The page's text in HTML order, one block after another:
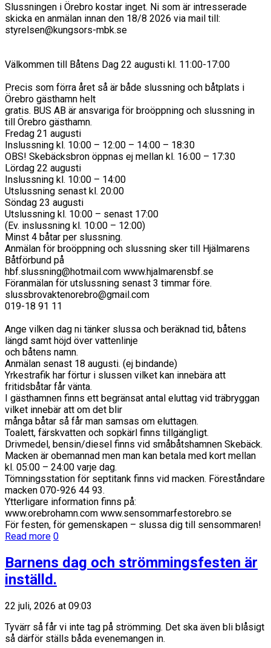
Slussningen i Örebro kostar inget. Ni som är intresserade
skicka en anmälan innan den 18/8 2026 via mail till:
styrelsen@kungsors-mbk.se
Välkommen till Båtens Dag 22 augusti kl. 11:00-17:00
Precis som förra året så är både slussning och båtplats i
Örebro gästhamn helt
gratis. BUS AB är ansvariga för broöppning och slussning in
till Örebro gästhamn.
Fredag 21 augusti
Inslussning kl. 10:00 – 12:00 – 14:00 – 18:30
OBS! Skebäcksbron öppnas ej mellan kl. 16:00 – 17:30
Lördag 22 augusti
Inslussning kl. 10:00 – 14:00
Utslussning senast kl. 20:00
Söndag 23 augusti
Utslussning kl. 10:00 – senast 17:00
(Ev. inslussning kl. 10:00 – 12:00)
Minst 4 båtar per slussning.
Anmälan för broöppning och slussning sker till Hjälmarens
Båtförbund på
hbf.slussning@hotmail.com www.hjalmarensbf.se
Föranmälan för utslussning senast 3 timmar före.
slussbrovaktenorebro@gmail.com
019-18 91 11
Ange vilken dag ni tänker slussa och beräknad tid, båtens
längd samt höjd över vattenlinje
och båtens namn.
Anmälan senast 18 augusti. (ej bindande)
Yrkestrafik har förtur i slussen vilket kan innebära att
fritidsbåtar får vänta.
I gästhamnen finns ett begränsat antal eluttag vid träbryggan
vilket innebär att om det blir
många båtar så får man samsas om eluttagen.
Toalett, färskvatten och sopkärl finns tillgängligt.
Drivmedel, bensin/diesel finns vid småbåtshamnen Skebäck.
Macken är obemannad men man kan betala med kort mellan
kl. 05:00 – 24:00 varje dag.
Tömningsstation för septitank finns vid macken. Föreståndare
macken 070-926 44 93.
Ytterligare information finns på:
www.orebrohamn.com www.sensommarfestorebro.se
För festen, för gemenskapen – slussa dig till sensommaren!
Read more 0
Barnens dag och strömmingsfesten är
inställd.
22 juli, 2026 at 09:03
Tyvärr så får vi inte tag på strömming. Det ska även bli blåsigt
så därför ställs båda evenemangen in.